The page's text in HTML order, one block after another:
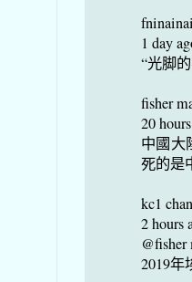
1 day
“光脚
fisher
20
中國大
死的是
kc1 chan
2 hours
2019年